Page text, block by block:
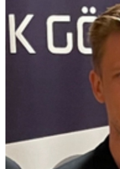
DOKUMENT
SPORTRÅD